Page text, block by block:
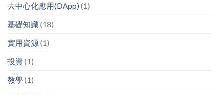
去中心化應用(DApp) (1)
基礎知識 (18)
實用資源(1)
投資 (1)
教學 (1)